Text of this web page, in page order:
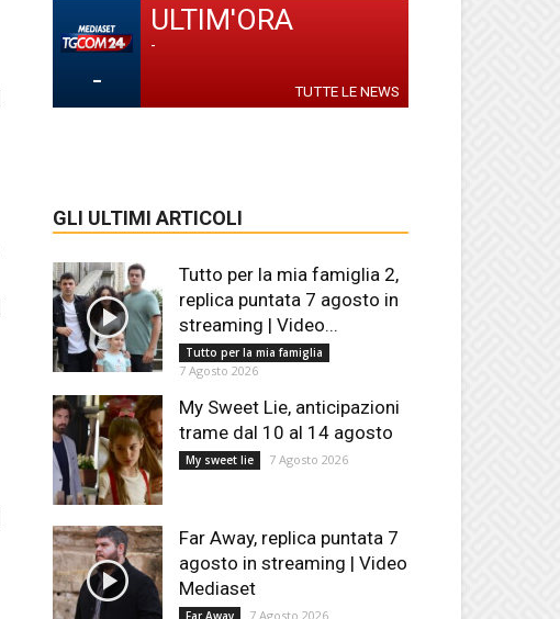
-
ULTIM'ORA
-
TUTTE LE NEWS
GLI ULTIMI ARTICOLI
Tutto per la mia famiglia 2,
replica puntata 7 agosto in
streaming | Video...
Tutto per la mia famiglia
7 Agosto 2026
My Sweet Lie, anticipazioni
trame dal 10 al 14 agosto
My sweet lie 7 Agosto 2026
Far Away, replica puntata 7
agosto in streaming | Video
Mediaset
7 Agosto 2026